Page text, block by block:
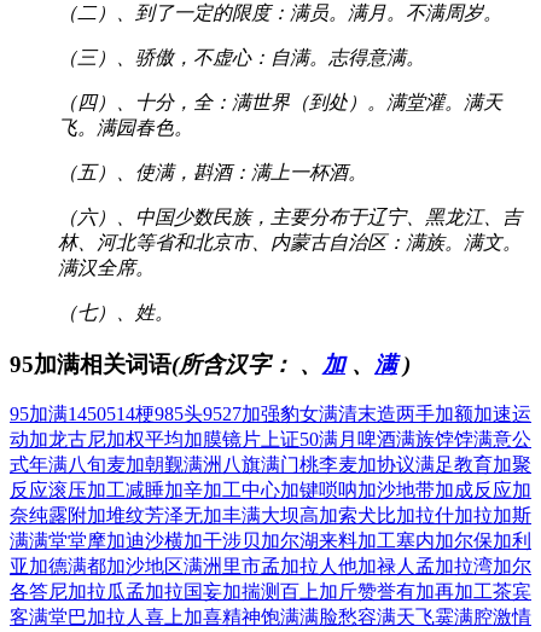
（二）、到了一定的限度：满员。满月。不满周岁。
（三）、骄傲，不虚心：自满。志得意满。
（四）、十分，全：满世界（到处）。满堂灌。满天
飞。满园春色。
（五）、使满，斟酒：满上一杯酒。
（六）、中国少数民族，主要分布于辽宁、黑龙江、吉
林、河北等省和北京市、内蒙古自治区：满族。满文。
满汉全席。
（七）、姓。
95加满相关词语(所含汉字： 、 加、 满)
95加满1450514梗985头9527加强豹女满清末造两手加额加速运
动加龙古尼加权平均加膜镜片 上证50满月啤酒满族饽饽满意公
式年满八旬麦加朝觐满洲八旗满门桃李麦加协议满足教育加聚
反应滚压加工减睡加辛加工中心加键唢呐加沙地带加成反应加
奈纯露附加堆纹芳泽无加丰满大坝高加索犬比加拉什加拉加斯
满满堂堂摩加迪沙横加干涉贝加尔湖来料加工塞内加尔保加利
亚加德满都加沙地区满洲里市孟加拉人 他加禄人 孟加拉湾加尔
各答尼加拉瓜孟加拉国妄加揣测百上加斤赞誉有加再加工茶宾
客满堂巴加拉人 喜上加喜精神饱满满脸愁容满天飞霙满腔激情